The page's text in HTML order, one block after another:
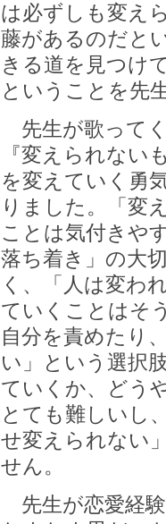
は必ずしも変え
藤があるのだと
きる道を見つけ
ということを先
先生が歌って
『変えられない
を変えていく勇
りました。「変
ことは気付きや
落ち着き」の大
く、「人は変わ
ていくことはそ
自分を責めたり
い」という選択
ていくか、どう
とても難しいし
せ変えられない
せん。
先生が恋愛経